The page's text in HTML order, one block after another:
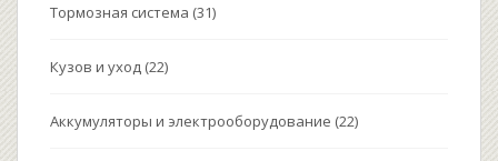
Тормозная система (31)
Кузов и уход (22)
Аккумуляторы и электрооборудование (22)